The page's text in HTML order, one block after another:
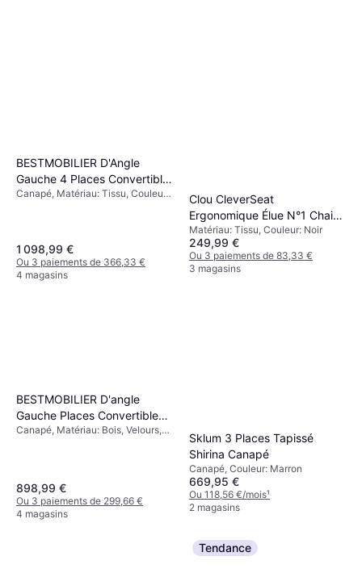
BESTMOBILIER D'Angle
Gauche 4 Places Convertible
Canapé
Canapé, Matériau: Tissu, Couleur:
1 098,99 €
Ou 3 paiements de 366,33 €
4 magasins
Clou CleverSeat
Ergonomique Élue N°1 Chaise
de bureau
Matériau: Tissu, Couleur: Noir
249,99 €
Ou 3 paiements de 83,33 €
3 magasins
BESTMOBILIER D'angle
Gauche Places Convertible
Avec Têtières Et Coffre En
Canapé, Matériau: Bois, Velours,
898,99 €
Ou 3 paiements de 299,66 €
4 magasins
Sklum 3 Places Tapissé
Shirina Canapé
Canapé, Couleur: Marron
669,95 €
Ou 118,56 €/mois¹
2 magasins
Tendance